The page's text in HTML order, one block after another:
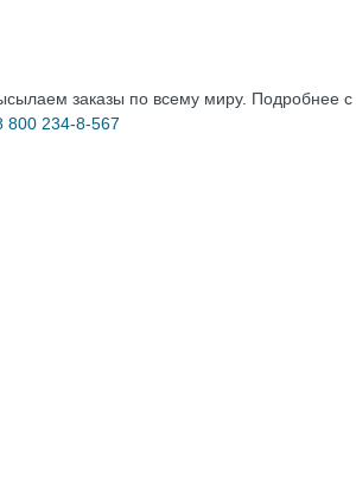
заказы по всему миру. Подробнее
800 234-8-567